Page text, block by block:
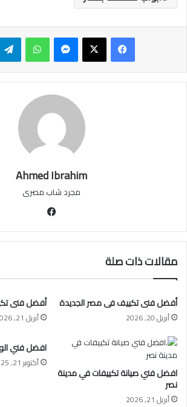
ماسنجر واتساب
Ahmed Ibrahim
مجرد شاب مصرى
مقالات ذات صلة
أفضل فنى تكييف فى مصر الجديدة
أبريل 20, 2026
أفضل فنى
أبريل 21, 2026
افضل فني صيانة تكييفات في مدينة
نصر
أبريل 21, 2026
افضل فني
أكتوبر 21, 2025